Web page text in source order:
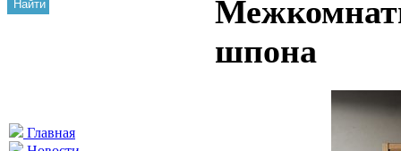
Найти
Главная
шпона